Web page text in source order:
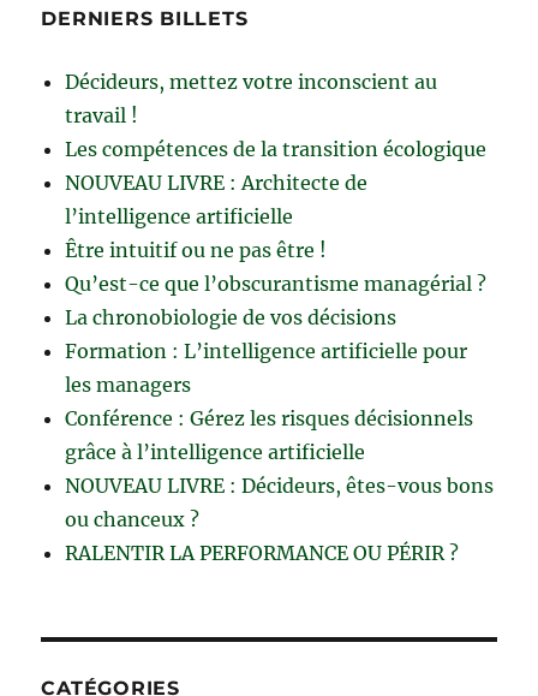
DERNIERS BILLETS
Décideurs, mettez votre inconscient au
travail !
Les compétences de la transition écologique
NOUVEAU LIVRE : Architecte de
l’intelligence artificielle
Être intuitif ou ne pas être !
Qu’est-ce que l’obscurantisme managérial ?
La chronobiologie de vos décisions
Formation : L’intelligence artificielle pour
les managers
Conférence : Gérez les risques décisionnels
grâce à l’intelligence artificielle
NOUVEAU LIVRE : Décideurs, êtes-vous bons
ou chanceux ?
RALENTIR LA PERFORMANCE OU PÉRIR ?
CATÉGORIES